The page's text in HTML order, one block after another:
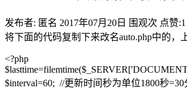
发布者: 匿名 2017年07月20日 围观次 点赞:1
将下面的代码复制下来改名auto.php中的
<?php
$interval=60; //更新时间秒为单位1800秒=30